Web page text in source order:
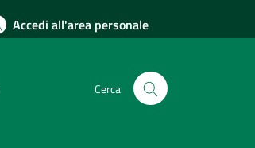
Accedi all'area personale
Cerca